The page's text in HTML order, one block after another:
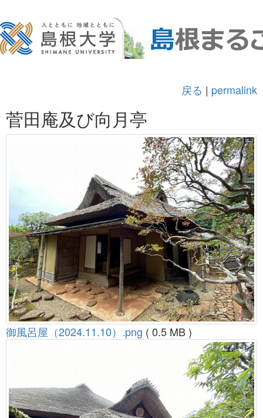
戻る | permalink
菅田庵及び向月亭
御風呂屋（2024.11.10）.png ( 0.5 MB )